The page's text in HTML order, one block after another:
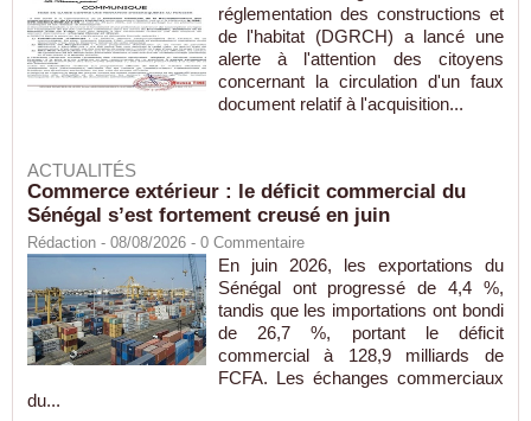
réglementation des constructions et
de l'habitat (DGRCH) a lancé une
alerte à l'attention des citoyens
concernant la circulation d'un faux
document relatif à l'acquisition...
ACTUALITÉS
Commerce extérieur : le déficit commercial du
Sénégal s’est fortement creusé en juin
Rédaction - 08/08/2026 - 0 Commentaire
En juin 2026, les exportations du
Sénégal ont progressé de 4,4 %,
tandis que les importations ont bondi
de 26,7 %, portant le déficit
commercial à 128,9 milliards de
FCFA. Les échanges commerciaux
du...